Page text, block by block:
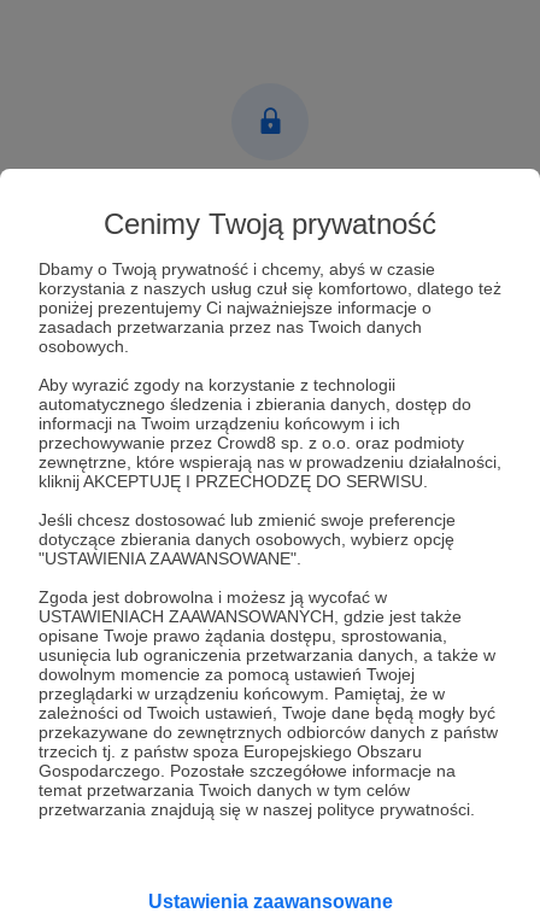
Cenimy Twoją prywatność
Dbamy o Twoją prywatność i chcemy, abyś w czasie
korzystania z naszych usług czuł się komfortowo, dlatego też
poniżej prezentujemy Ci najważniejsze informacje o
zasadach przetwarzania przez nas Twoich danych
osobowych.
Aby wyrazić zgody na korzystanie z technologii
automatycznego śledzenia i zbierania danych, dostęp do
informacji na Twoim urządzeniu końcowym i ich
przechowywanie przez Crowd8 sp. z o.o. oraz podmioty
zewnętrzne, które wspierają nas w prowadzeniu działalności,
kliknij AKCEPTUJĘ I PRZECHODZĘ DO SERWISU.
Jeśli chcesz dostosować lub zmienić swoje preferencje
dotyczące zbierania danych osobowych, wybierz opcję
"USTAWIENIA ZAAWANSOWANE".
Zgoda jest dobrowolna i możesz ją wycofać w
USTAWIENIACH ZAAWANSOWANYCH, gdzie jest także
opisane Twoje prawo żądania dostępu, sprostowania,
usunięcia lub ograniczenia przetwarzania danych, a także w
dowolnym momencie za pomocą ustawień Twojej
przeglądarki w urządzeniu końcowym. Pamiętaj, że w
zależności od Twoich ustawień, Twoje dane będą mogły być
przekazywane do zewnętrznych odbiorców danych z państw
trzecich tj. z państw spoza Europejskiego Obszaru
Gospodarczego. Pozostałe szczegółowe informacje na
temat przetwarzania Twoich danych w tym celów
przetwarzania znajdują się w naszej polityce prywatności.
Ustawienia zaawansowane
Aby zobaczyć ten materiał musisz być zalogowany
Zostań Patronem
Udostępnij
Kuracyja
Zobacz profil autora
Zobacz również